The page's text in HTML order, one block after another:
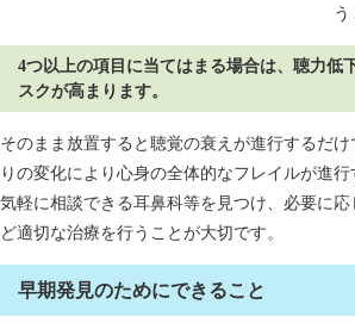
う
4つ以上の項目に当てはまる場合は、聴力低
スクが高まります。
そのまま放置すると聴覚の衰えが進行するだ
りの変化により心身の全体的なフレイルが進行
気軽に相談できる耳鼻科等を見つけ、必要に
ど適切な治療を行うことが大切です。
早期発見のためにできること